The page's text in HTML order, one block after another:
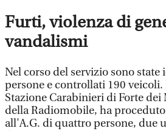
Furti, violenza di
vandalismi
Nel corso del servizio sono state
persone e controllati 190
Stazione Carabinieri di Forte
della Radiomobile, ha
all'A.G. di quattro persone, due